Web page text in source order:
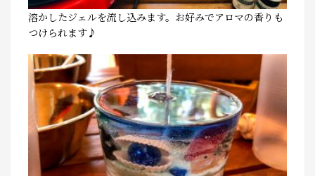
溶かしたジェルを流し込みます。お好みでアロマの香りも
つけられます♪